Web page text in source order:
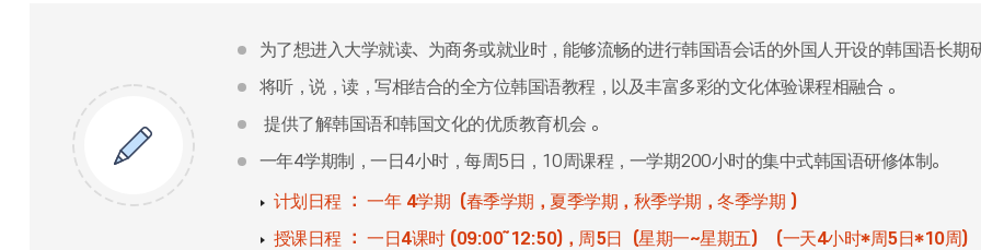
为了想进入大学就读、为商务或就业时，能够流畅的进行韩国语会话的外国人开设的韩国语长期
将听，说，读，写相结合的全方位韩国语教程，以及丰富多彩的文化体验课程相融合 。
提供了解韩国语和韩国文化的优质教育机会 。
一年4学期制，一日4小时，每周5日，10周课程，一学期200小时的集中式韩国语研修体制。
计划日程 ： 一年 4学期（春季学期，夏季学期，秋季学期，冬季学期 ）
授课日程 ： 一日4课时 (09:00～12:50)，周5日（星期一~星期五）（一天4小时*周5日*10周)